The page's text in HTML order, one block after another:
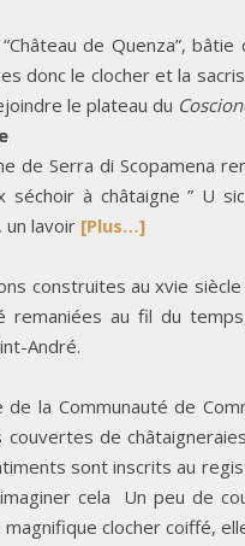
de Quenza”,
donc le clocher et la
le plateau du
de Serra di Scopamena
à châtaigne ” U
lavoir [Plus…]
construites au xvie
remaniées au fil du
André.
la Communauté de
de
sont inscrits au
cela Un peu de
clocher coiffé,